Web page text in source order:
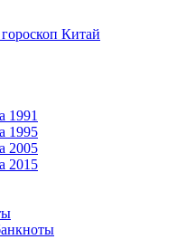
Китай
1991
1995
2005
2015